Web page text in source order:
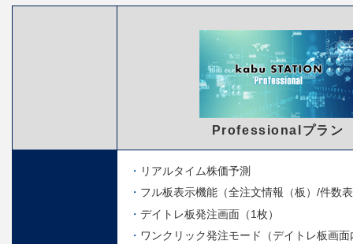
Professionalプラン
リアルタイム株価予測
フル板表示機能（全注文情報（板）/件数
デイトレ板発注画面（1枚）
ワンクリック発注モード（デイトレ板画面